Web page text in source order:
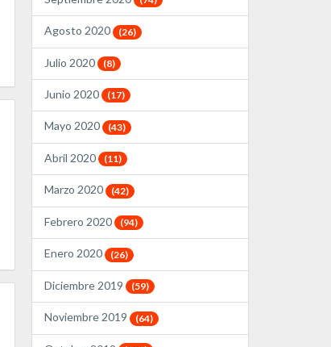
Agosto 2020 (26)
Julio 2020 (8)
Junio 2020 (17)
Mayo 2020 (43)
Abril 2020 (11)
Marzo 2020 (42)
Febrero 2020 (94)
Enero 2020 (26)
Diciembre 2019 (59)
Noviembre 2019 (64)